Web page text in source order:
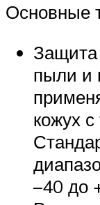
Основные
Защита
пыли и
кожух
–40 до